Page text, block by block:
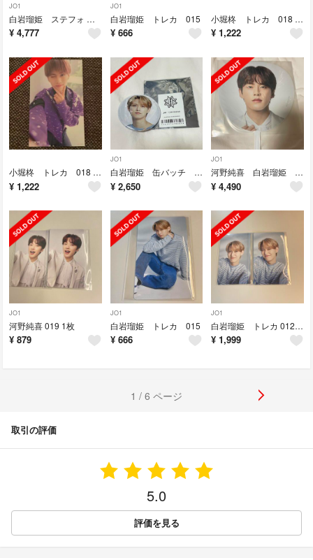
JO1
白岩瑠姫 ステフォ ステージフォト KIZUNA A B
¥ 4,777
JO1
白岩瑠姫 トレカ 015
¥ 666
小堀柊 トレカ 018 18
¥ 1,222
小堀柊 トレカ 018 18
¥ 1,222
JO1
白岩瑠姫 缶バッチ ＋フォト
¥ 2,650
JO1
河野純喜 白岩瑠姫 うちわ ２枚
¥ 4,490
JO1
河野純喜 019 1枚
¥ 879
JO1
白岩瑠姫 トレカ 015
¥ 666
JO1
白岩瑠姫 トレカ 012 013
¥ 1,999
1 / 6 ページ
取引の評価
5.0
評価を見る